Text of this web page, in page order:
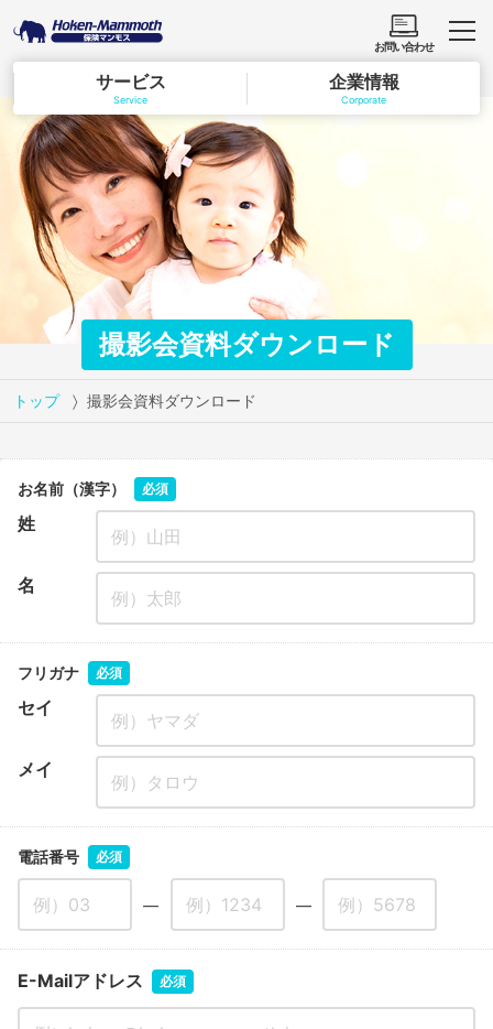
サービス
Service
企業情報
Corporate
お問い合わせ
撮影会資料ダウンロード
トップ 撮影会資料ダウンロード
お名前（漢字） 必須
姓
名
フリガナ 必須
セイ
メイ
電話番号 必須
― ―
E-Mailアドレス 必須